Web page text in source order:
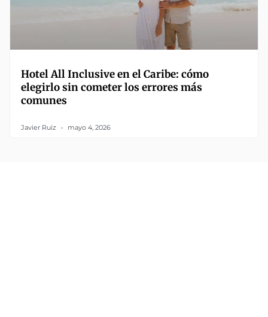
Hotel All Inclusive en el Caribe: cómo
elegirlo sin cometer los errores más
comunes
Javier Ruiz mayo 4, 2026